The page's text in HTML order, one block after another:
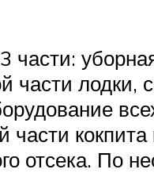
лодки,
кокпита
отсека. По